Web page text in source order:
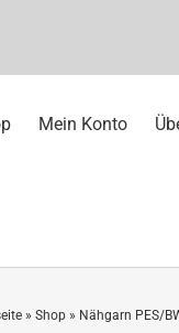
Mein Konto
» Shop » Nähgarn PES/